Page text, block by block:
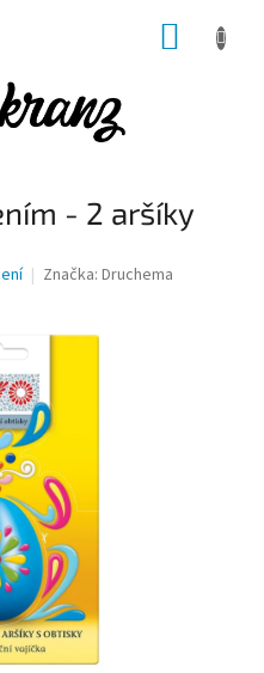
- 2 aršíky
Značka: Druchema